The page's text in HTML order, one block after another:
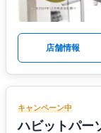
店舗情報
キャンペーン中
ハビットパー